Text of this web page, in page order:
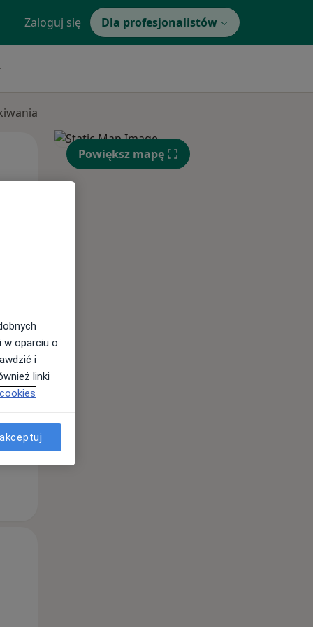
Zaloguj się Dla profesjonalistów
Wt, Śr,
Pon,
10 Sie
Powiększ mapę
w oparciu o
i
linki